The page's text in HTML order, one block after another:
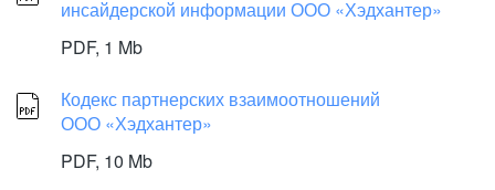
инсайдерской информации ООО «Хэдхантер»
PDF, 1 Mb
Кодекс партнерских взаимоотношений
ООО «Хэдхантер»
PDF, 10 Mb